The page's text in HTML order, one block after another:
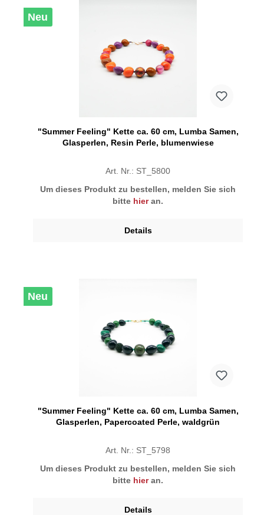
Neu
"Summer Feeling" Kette ca. 60 cm, Lumba Samen,
Glasperlen, Resin Perle, blumenwiese
Art. Nr.: ST_5800
Um dieses Produkt zu bestellen, melden Sie sich
bitte hieran.
Details
Neu
"Summer Feeling" Kette ca. 60 cm, Lumba Samen,
Glasperlen, Papercoated Perle, waldgrün
Art. Nr.: ST_5798
Um dieses Produkt zu bestellen, melden Sie sich
bitte hieran.
Details